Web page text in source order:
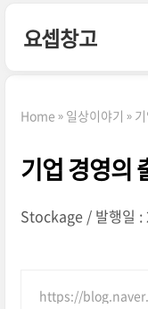
요셉창고
Home 일상이야기
기업 경영의
Stockage 발행일
https://